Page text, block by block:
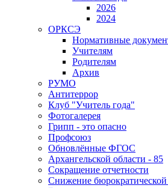
2026
2024
ОРКСЭ
Нормативные
Учителям
Родителям
Архив
РУМО
Антитеррор
Клуб "Учитель года"
Фотогалерея
Грипп - это опасно
Профсоюз
Обновлённые ФГОС
Архангельской области - 85
Сокращение отчетности
Снижение бюрократической